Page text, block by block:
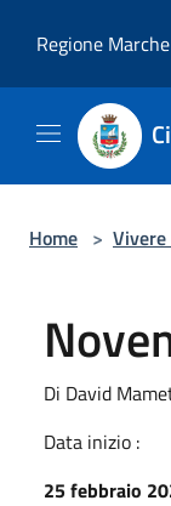
Regione Marche
Home >
Di David
Data inizio :
25 febbraio